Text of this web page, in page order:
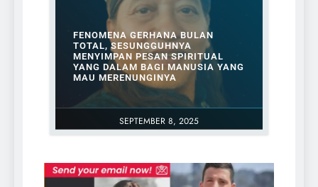
SEPTEMBER 8, 2025
FENOMENA GERHANA BULAN
TOTAL, SESUNGGUHNYA
MENYIMPAN PESAN SPIRITUAL
YANG DALAM BAGI MANUSIA YANG
MAU MERENUNGINYA